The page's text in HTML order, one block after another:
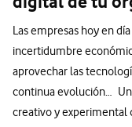
Las empresas hoy en
incertidumbre
aprovechar las
continua evolución…
creativo y experimental